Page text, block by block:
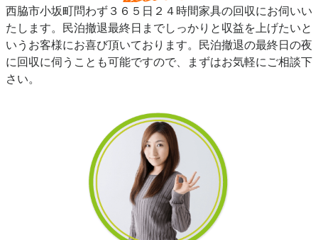
西脇市小坂町問わず３６５日２４時間家具の回収にお伺いい
たします。民泊撤退最終日までしっかりと収益を上げたいと
いうお客様にお喜び頂いております。民泊撤退の最終日の夜
に回収に伺うことも可能ですので、まずはお気軽にご相談下
さい。